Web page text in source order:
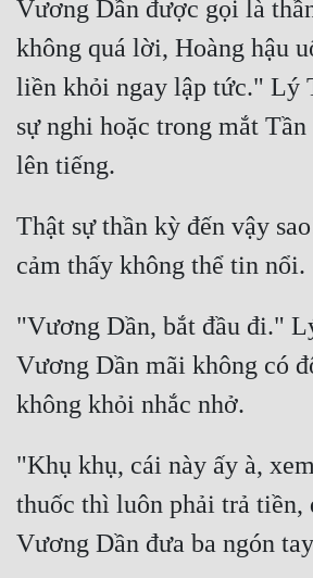
Vương Dần được gọi là
không quá lời, Hoàng hậu
liền khỏi ngay lập tức." Lý
sự nghi hoặc trong mắt
Thật sự thần kỳ đến vậy
"Vương Dần, bắt đầu đi."
Vương Dần mãi không có
"Khụ khụ, cái này ấy à,
thuốc thì luôn phải trả tiền,